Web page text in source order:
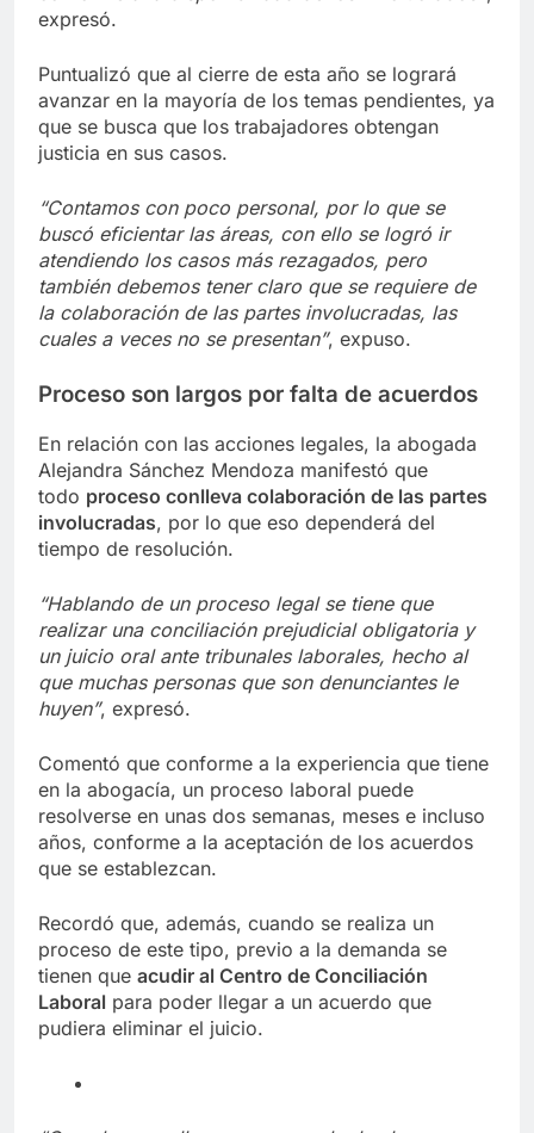
expresó.
Puntualizó que al cierre de esta año se logrará
avanzar en la mayoría de los temas pendientes, ya
que se busca que los trabajadores obtengan
justicia en sus casos.
“Contamos con poco personal, por lo que se
buscó eficientar las áreas, con ello se logró ir
atendiendo los casos más rezagados, pero
también debemos tener claro que se requiere de
la colaboración de las partes involucradas, las
cuales a veces no se presentan”, expuso.
Proceso son largos por falta de acuerdos
En relación con las acciones legales, la abogada
Alejandra Sánchez Mendoza manifestó que
todo proceso conlleva colaboración de las partes
involucradas, por lo que eso dependerá del
tiempo de resolución.
“Hablando de un proceso legal se tiene que
realizar una conciliación prejudicial obligatoria y
un juicio oral ante tribunales laborales, hecho al
que muchas personas que son denunciantes le
huyen”, expresó.
Comentó que conforme a la experiencia que tiene
en la abogacía, un proceso laboral puede
resolverse en unas dos semanas, meses e incluso
años, conforme a la aceptación de los acuerdos
que se establezcan.
Recordó que, además, cuando se realiza un
proceso de este tipo, previo a la demanda se
tienen que acudir al Centro de Conciliación
Laboral para poder llegar a un acuerdo que
pudiera eliminar el juicio.